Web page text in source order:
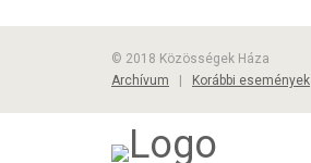
© 2018 Közösségek Háza
Archívum
Korábbi események